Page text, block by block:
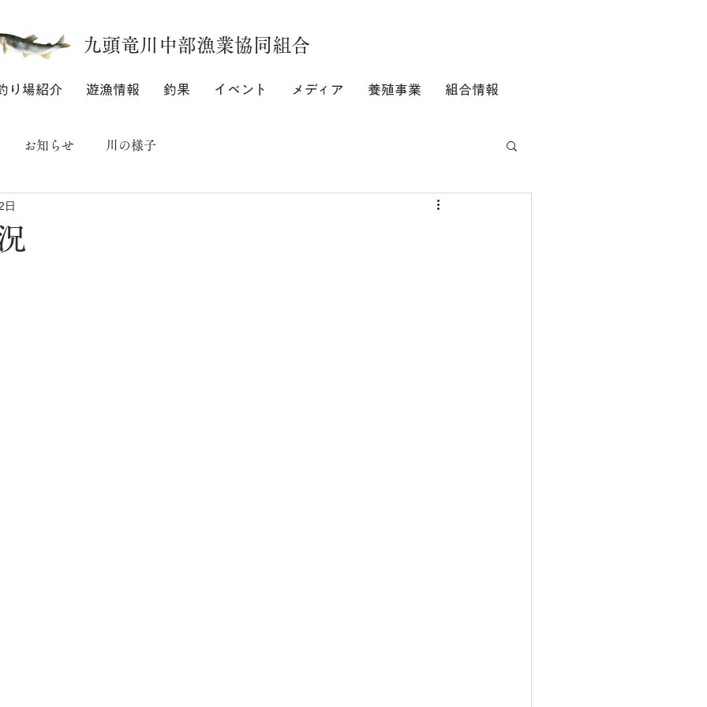
九頭竜川中部漁業協同組合
り場紹介 遊漁情報 釣果 イベント メディア 養殖事業 組合情報
お知らせ 川の様子
日